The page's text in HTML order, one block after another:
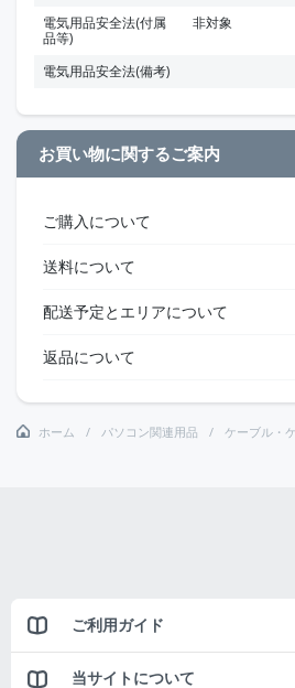
電気用品安全法(付属
品等)
非対象
電気用品安全法(備考)
お買い物に関するご案内
ご購入について
送料について
配送予定とエリアについて
返品について
ホーム パソコン関連用品 ケーブル・
ご利用ガイド
当サイトについて